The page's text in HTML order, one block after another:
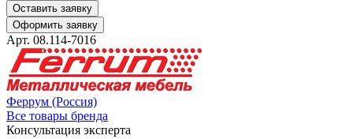
Оставить заявку
Оформить заявку
Арт. 08.114-7016
Феррум (Россия)
Все товары бренда
Консультация эксперта